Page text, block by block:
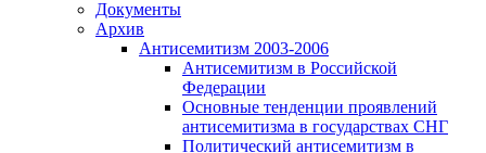
Документы
Архив
Антисемитизм 2003-2006
Антисемитизм в Российской
Федерации
Основные тенденции проявлений
антисемитизма в государствах СНГ
Политический антисемитизм в